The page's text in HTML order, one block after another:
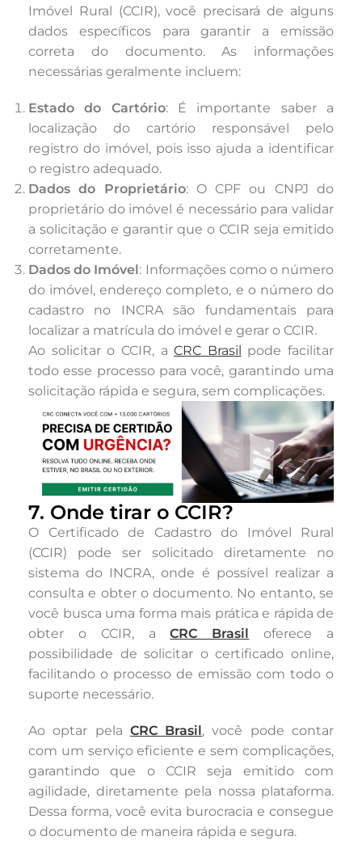
Imóvel Rural (CCIR), você precisará de alguns
dados específicos para garantir a emissão
correta do documento. As informações
necessárias geralmente incluem:
Estado do Cartório: É importante saber a
localização do cartório responsável pelo
registro do imóvel, pois isso ajuda a identificar
o registro adequado.
Dados do Proprietário: O CPF ou CNPJ do
proprietário do imóvel é necessário para validar
a solicitação e garantir que o CCIR seja emitido
corretamente.
Dados do Imóvel : Informações como o número
do imóvel, endereço completo, e o número do
cadastro no INCRA são fundamentais para
localizar a matrícula do imóvel e gerar o CCIR.
Ao solicitar o CCIR, aCRC Brasil
pode facilitar
todo esse processo para você, garantindo uma
solicitação rápida e segura, sem complicações.
7. Onde tirar o CCIR?
O Certificado de Cadastro do Imóvel Rural
(CCIR) pode ser solicitado diretamente no
sistema do INCRA, onde é possível realizar a
consulta e obter o documento. No entanto, se
você busca uma forma mais prática e rápida de
obter o CCIR, aCRC Brasil oferece a
possibilidade de solicitar o certificado online,
facilitando o processo de emissão com todo o
suporte necessário.
Ao optar pela CRC Brasil, você pode contar
com um serviço eficiente e sem complicações,
garantindo que o CCIR seja emitido com
agilidade, diretamente pela nossa plataforma.
Dessa forma, você evita burocracia e consegue
o documento de maneira rápida e segura.